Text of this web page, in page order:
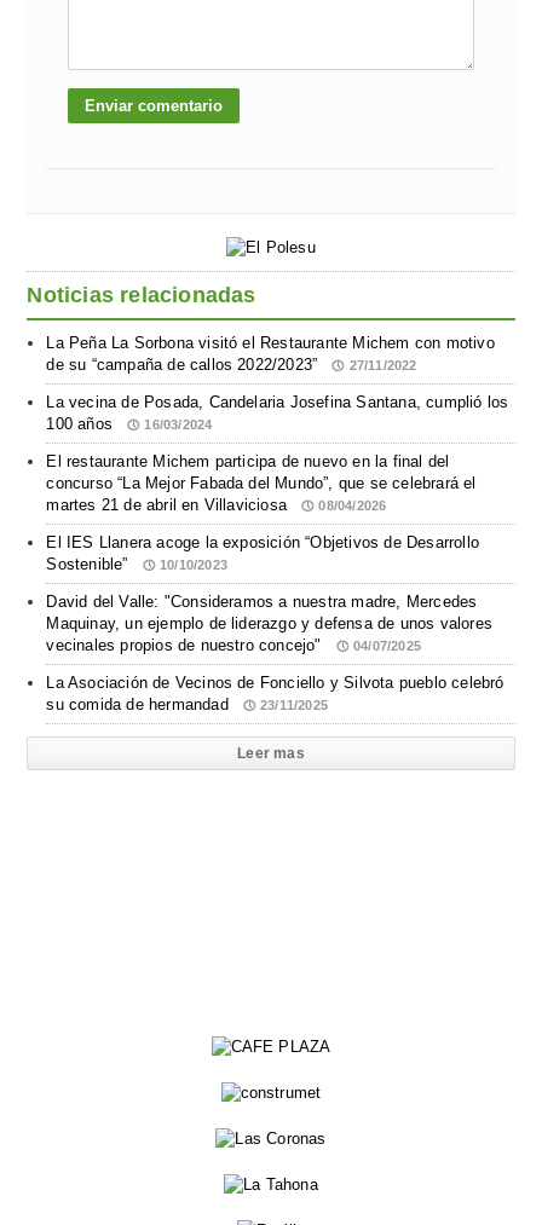
Noticias relacionadas
La Peña La Sorbona visitó el Restaurante Michem con motivo
de su “campaña de callos 2022/2023”
27/11/2022
La vecina de Posada, Candelaria Josefina Santana, cumplió los
100 años
16/03/2024
El restaurante Michem participa de nuevo en la final del
concurso “La Mejor Fabada del Mundo”, que se celebrará el
martes 21 de abril en Villaviciosa
08/04/2026
El IES Llanera acoge la exposición “Objetivos de Desarrollo
Sostenible”
10/10/2023
David del Valle: "Consideramos a nuestra madre, Mercedes
Maquinay, un ejemplo de liderazgo y defensa de unos valores
vecinales propios de nuestro concejo"
04/07/2025
La Asociación de Vecinos de Fonciello y Silvota pueblo celebró
su comida de hermandad
23/11/2025
Leer mas